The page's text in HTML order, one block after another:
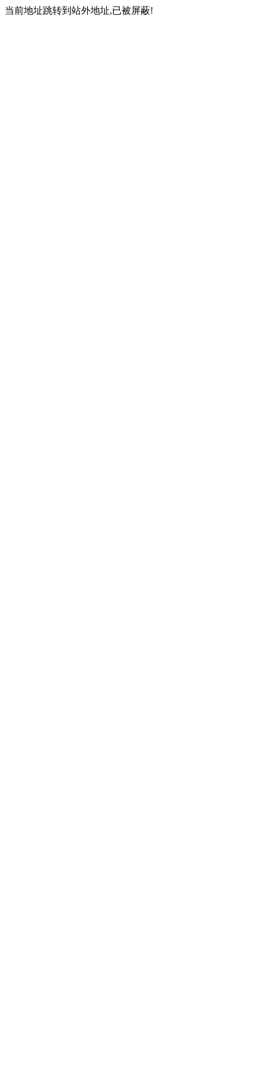
当前地址跳转到站外地址,已被屏蔽!